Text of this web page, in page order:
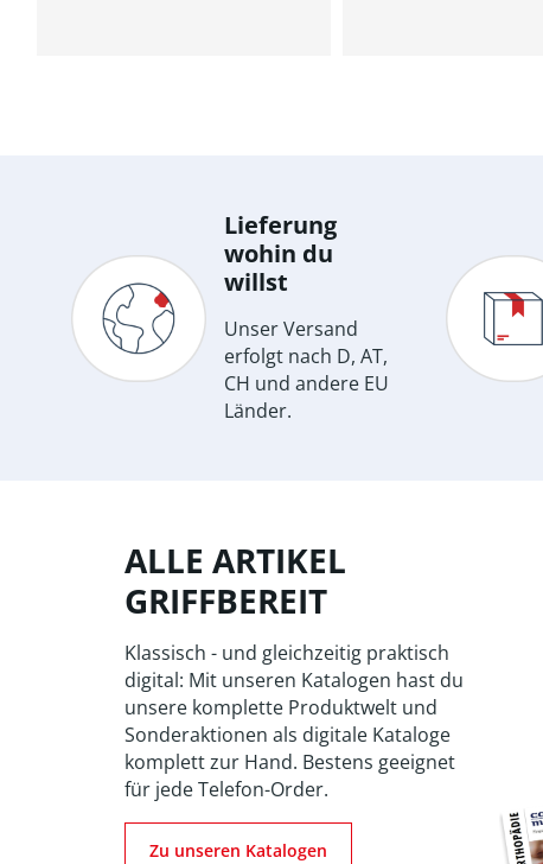
Lieferung
wohin du
willst
Unser Versand
erfolgt nach D, AT,
CH und andere EU
Länder.
ALLE ARTIKEL
GRIFFBEREIT
Klassisch - und gleichzeitig praktisch
digital: Mit unseren Katalogen hast du
unsere komplette Produktwelt und
Sonderaktionen als digitale Kataloge
komplett zur Hand. Bestens geeignet
für jede Telefon-Order.
Zu unseren Katalogen